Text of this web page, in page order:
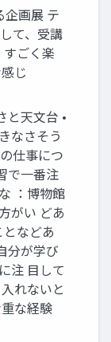
企画展 テ
て、受講
ごく楽
じ
と天文台 •
なさそう
仕事につ
で一番注
：博物館
がい どあ
などあ
分が学び
注 目して
れないと
な経験